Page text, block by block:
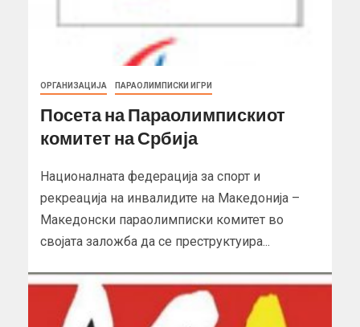
ОРГАНИЗАЦИЈА ПАРАОЛИМПИСКИ ИГРИ
Посета на Параолимпискиот
комитет на Србија
Националната федерација за спорт и
рекреација на инвалидите на Македонија –
Македонски параолимписки комитет во
својата заложба да се преструктуира...